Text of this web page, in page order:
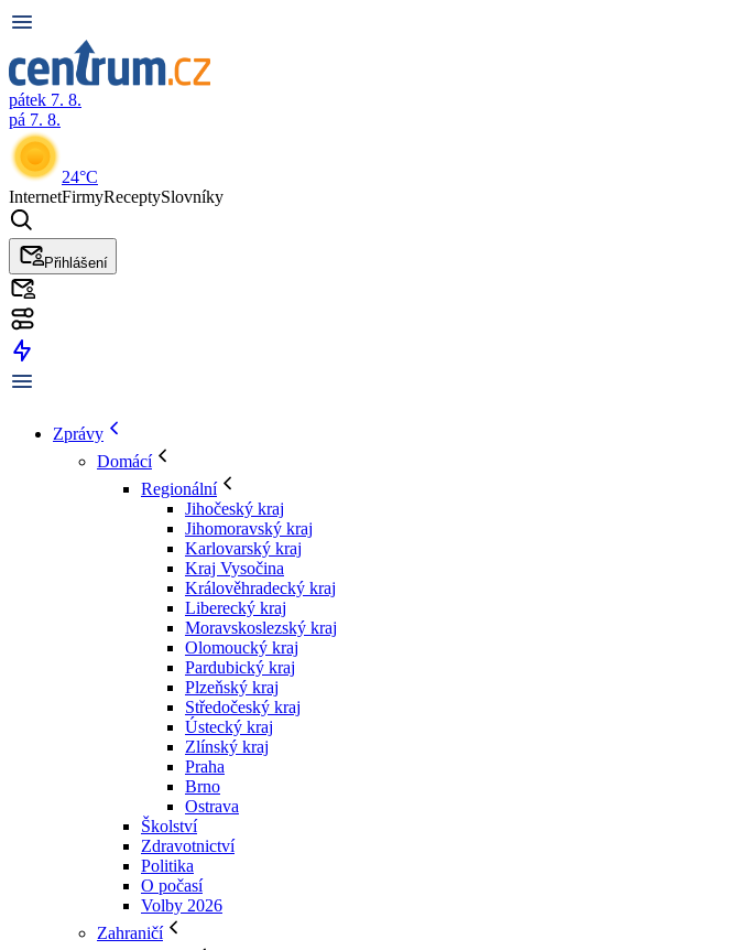
pátek 7. 8.
pá 7. 8.
24°C
InternetFirmyReceptySlovníky
Přihlášení
Zprávy
Domácí
Regionální
Jihočeský kraj
Jihomoravský kraj
Karlovarský kraj
Kraj Vysočina
Králověhradecký kraj
Liberecký kraj
Moravskoslezský kraj
Olomoucký kraj
Pardubický kraj
Plzeňský kraj
Středočeský kraj
Ústecký kraj
Zlínský kraj
Praha
Brno
Ostrava
Školství
Zdravotnictví
Politika
O počasí
Volby 2026
Zahraničí